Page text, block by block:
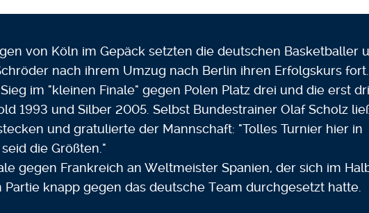
von Köln im Gepäck setzten die deutschen Basketballer
nach ihrem Umzug nach Berlin ihren Erfolgskurs
im "kleinen Finale" gegen Polen Platz drei und die erst
1993 und Silber 2005. Selbst Bundestrainer Olaf Scholz
und gratulierte der Mannschaft: "Tolles Turnier hier in
die Größten."
gegen Frankreich an Weltmeister Spanien, der sich im
knapp gegen das deutsche Team durchgesetzt hatte.